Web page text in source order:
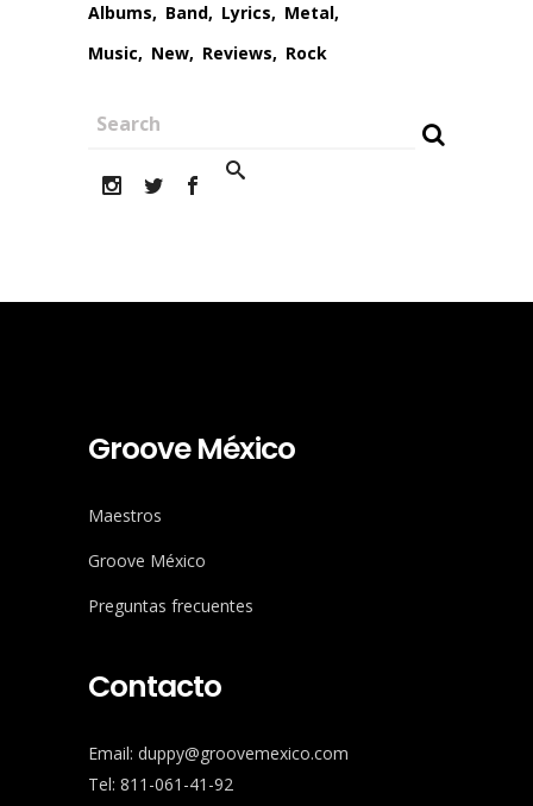
Albums Band Lyrics
Metal
Music
New Reviews Rock
Groove México
Maestros
Groove México
Preguntas frecuentes
Contacto
Email: duppy@groovemexico.com
Tel: 811-061-41-92